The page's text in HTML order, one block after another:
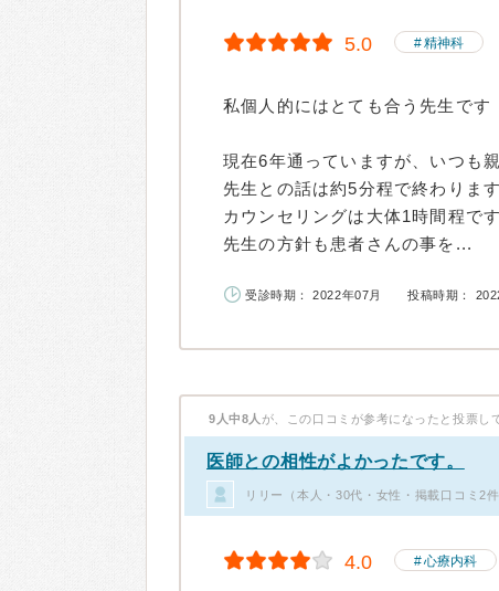
5.0 精神科
私個人的にはとても合う先生です
現在6年通っていますが、いつも
先生との話は約5分程で終わります
カウンセリングは大体1時間程です
先生の方針も患者さんの事を...
受診時期： 2022年07月 投稿時期：
9人中8人 が、この口コミが参考になったと投票し
医師との相性がよかったです。
リリー（本人・30代・女性・掲載口コミ2件
4.0 心療内科